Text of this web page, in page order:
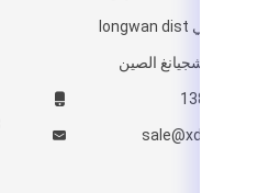
يونغشينغ حيي longwan dist
13858894811
sale@xdlvalve.com